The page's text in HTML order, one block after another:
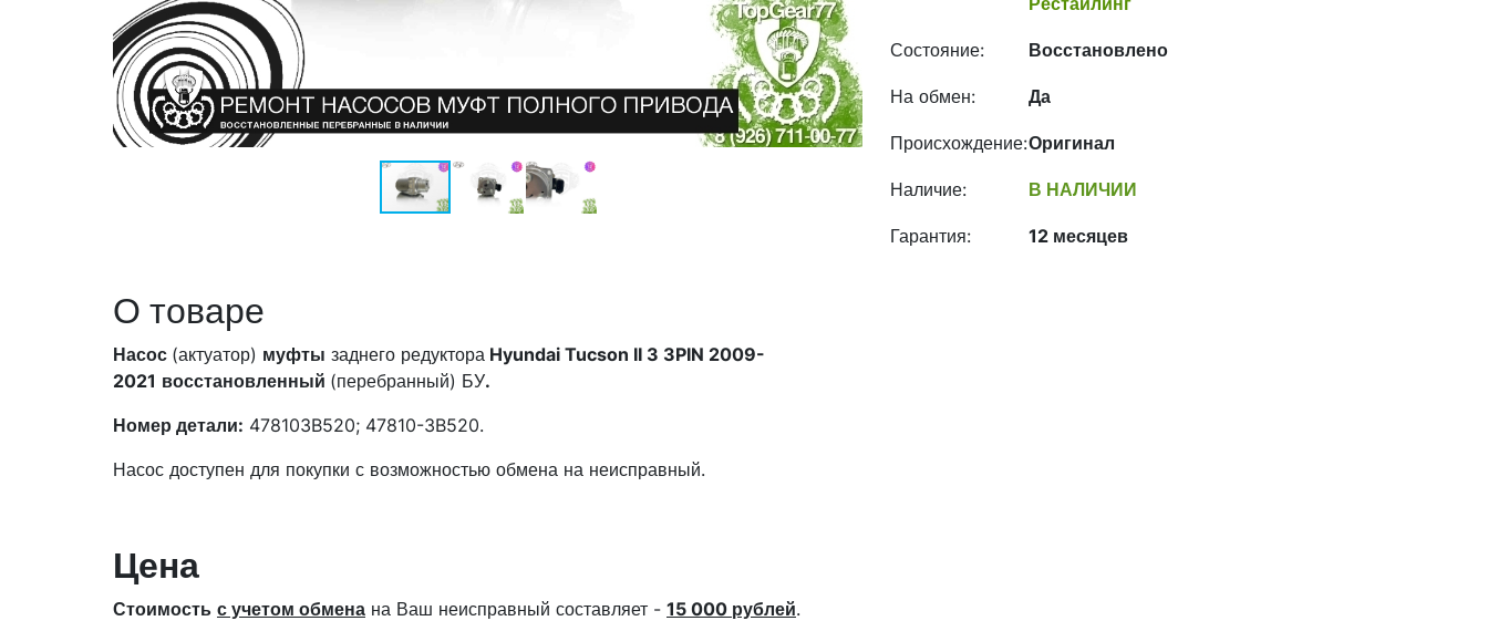
Состояние: Восстановлено
На обмен: Да
Происхождение:Оригинал
Наличие: В НАЛИЧИИ
Гарантия: 12 месяцев
О товаре
Насос (актуатор) муфты заднего редуктора Hyundai Tucson II 3 3PIN 2009-
2021 восстановленный (перебранный) БУ.
Номер детали: 478103B520; 47810-3B520.
Насос доступен для покупки с возможностью обмена на неисправный.
Цена
Стоимость с учетом обмена на Ваш неисправный составляет - 15 000 рублей.